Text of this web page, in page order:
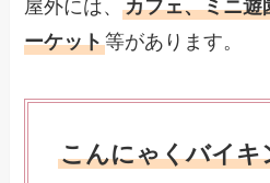
屋外には、カフェ、ミニ遊
ーケット等があります。
こんにゃくバイキ